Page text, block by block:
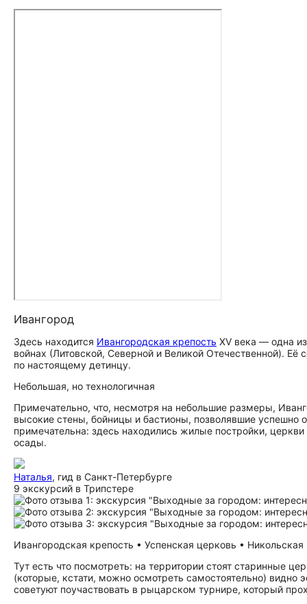
Ивангород
Здесь находится Ивангородская крепость XV века — одна
войнах (Литовской, Северной и Великой Отечественной). Её
по настоящему детинцу.
Небольшая, но технологичная
Примечательно, что, несмотря на небольшие размеры,
высокие стены, бойницы и бастионы, позволявшие успешно
примечательна: здесь находились жилые постройки,
осады.
Наталья, гид в Санкт-Петербурге
9 экскурсий в Трипстере
Ивангородская крепость • Успенская церковь •
Тут есть что посмотреть: на территории стоят старинные
(которые, кстати, можно осмотреть самостоятельно)
советуют поучаствовать в рыцарском турнире, который